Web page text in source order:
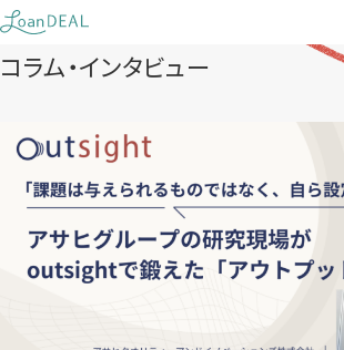
Skip
to
content
コラム・インタビュー